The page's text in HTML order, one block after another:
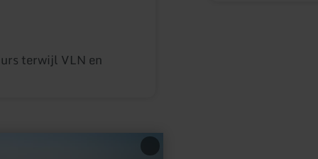
terwijl VLN en